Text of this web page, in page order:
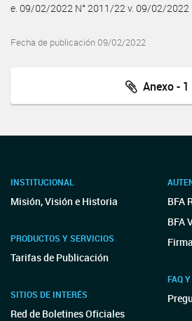
e. 09/02/2022 N° 2011/22 v. 09/02/2022
Fecha de publicación 09/02/2022
Anexo - 1
INSTITUCIONAL
Misión, Visión e Historia
PRODUCTOS Y SERVICIOS
Tarifas de Publicación
SITIOS DE INTERÉS
Red de Boletines Oficiales
BFA
BFA
FAQ